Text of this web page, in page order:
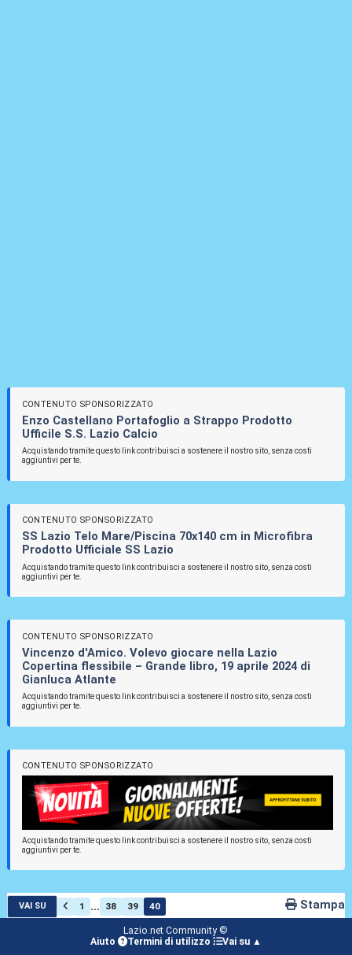
CONTENUTO SPONSORIZZATO
Enzo Castellano Portafoglio a Strappo Prodotto
Ufficile S.S. Lazio Calcio
Acquistando tramite questo link contribuisci a sostenere il nostro sito, senza costi
aggiuntivi per te.
CONTENUTO SPONSORIZZATO
SS Lazio Telo Mare/Piscina 70x140 cm in Microfibra
Prodotto Ufficiale SS Lazio
Acquistando tramite questo link contribuisci a sostenere il nostro sito, senza costi
aggiuntivi per te.
CONTENUTO SPONSORIZZATO
Vincenzo d'Amico. Volevo giocare nella Lazio
Copertina flessibile – Grande libro, 19 aprile 2024 di
Gianluca Atlante
Acquistando tramite questo link contribuisci a sostenere il nostro sito, senza costi
aggiuntivi per te.
CONTENUTO SPONSORIZZATO
Acquistando tramite questo link contribuisci a sostenere il nostro sito, senza costi
aggiuntivi per te.
VAI SU 1 ... 38 39 40 Stampa
Lazio.net Community ©
Aiuto
Termini di utilizzo Vai su ▲